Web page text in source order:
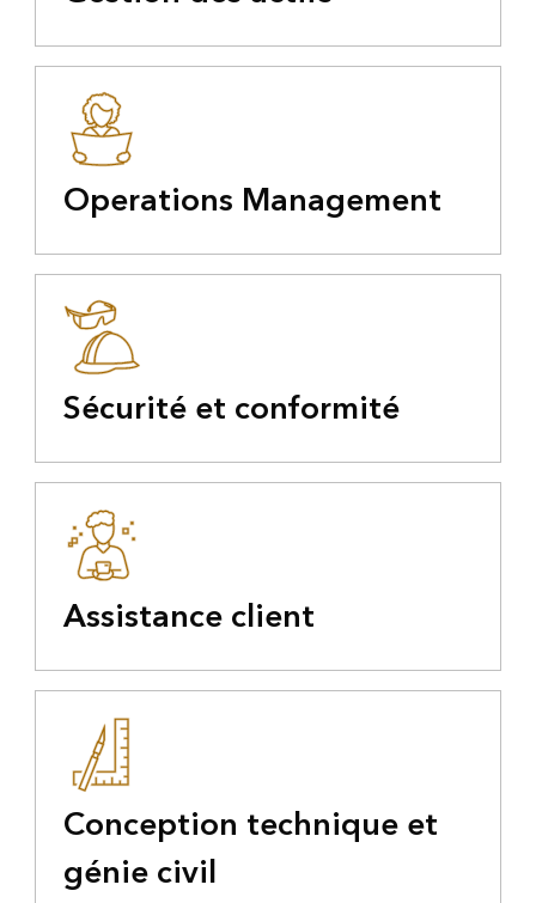
Operations Management
Sécurité et conformité
Assistance client
Conception technique et
génie civil